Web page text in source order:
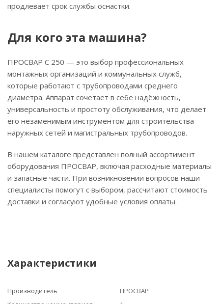
продлевает срок службы оснастки.
Для кого эта машина?
ПРОСВАР С 250 — это выбор профессиональных
монтажных организаций и коммунальных служб,
которые работают с трубопроводами среднего
диаметра. Аппарат сочетает в себе надёжность,
универсальность и простоту обслуживания, что делает
его незаменимым инструментом для строительства
наружных сетей и магистральных трубопроводов.
В нашем каталоге представлен полный ассортимент
оборудования ПРОСВАР, включая расходные материалы
и запасные части. При возникновении вопросов наши
специалисты помогут с выбором, рассчитают стоимость
доставки и согласуют удобные условия оплаты.
Характеристики
Производитель
ПРОСВАР